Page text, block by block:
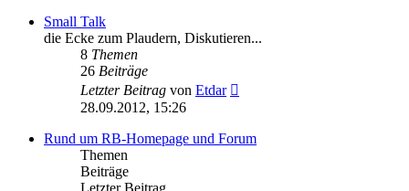
Small Talk
die Ecke zum Plaudern, Diskutieren...
8 Themen
26 Beiträge
Letzter Beitrag von Etdar
28.09.2012, 15:26
Rund um RB-Homepage und Forum
Themen
Beiträge
Letzter Beitrag